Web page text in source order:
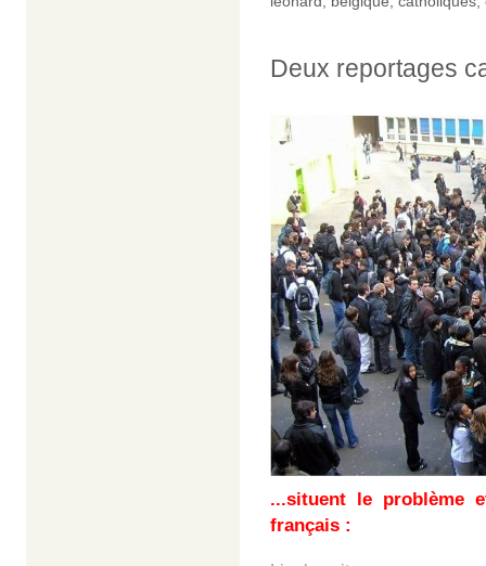
Deux reportages
...situent le problème
français :